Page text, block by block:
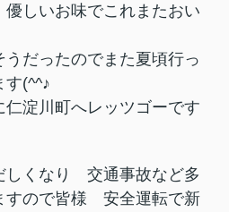
しいお味でこれまたおい
だったのでまた夏頃行っ
す(^^♪
淀川町へレッツゴーです
しくなり 交通事故など多
すので皆様 安全運転で新